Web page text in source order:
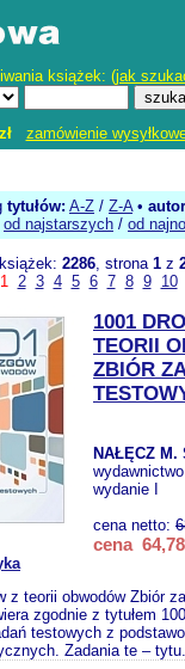
książek: (jak
zamówienie
tytułów: A-Z / Z-A•
od najstarszych / od
książek: 2286, strona 1z
1 2 3 4 5 6 7 8 9 10
1001
TEORII
ZBIÓR
NAŁĘCZ M.
wydanie I
cena netto:
cena 64,78
z teorii obwodów Zbiór
zgodnie z tytułem
testowych z
Zadania te –